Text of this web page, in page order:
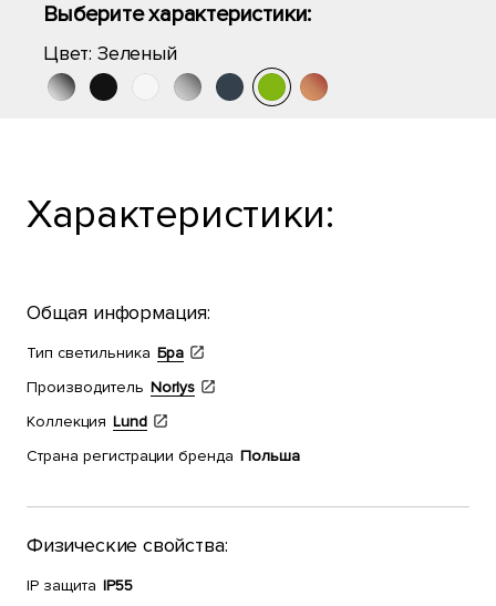
Выберите характеристики:
Цвет: Зеленый
Характеристики:
Общая информация:
Тип светильника Бра
Производитель Norlys
Коллекция Lund
Страна регистрации бренда Польша
Физические свойства:
IP защита IP55